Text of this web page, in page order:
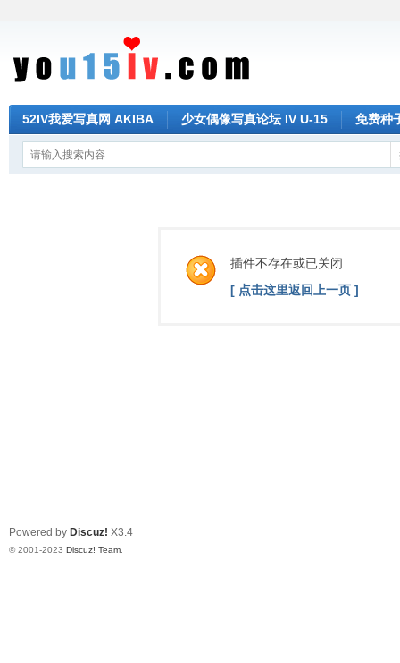
52IV我爱写真网 AKIBA 少女偶像写真论坛 IV U-15 免费种
插件不存在或已关闭
[ 点击这里返回上一页 ]
Powered by Discuz! X3.4
© 2001-2023 Discuz! Team